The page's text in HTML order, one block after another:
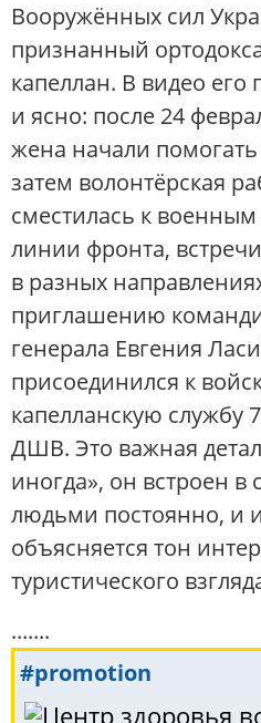
Вооружённых сил
признанный
капеллан. В видео его
и ясно: после 24
жена начали
затем волонтёрская
сместилась к
линии фронта,
в разных
приглашению
генерала Евгения
присоединился к
капелланскую службу
ДШВ. Это важная
иногда», он встроен в
людьми постоянно, и
объясняется тон
туристического
.......
#promotion